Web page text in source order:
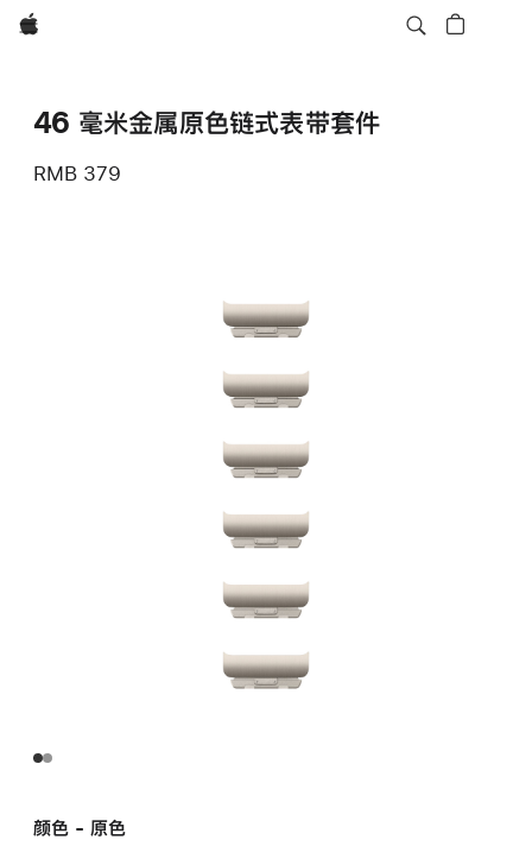
Apple
46 毫米金属原色链式表带套件
RMB 379
颜色 - 原色